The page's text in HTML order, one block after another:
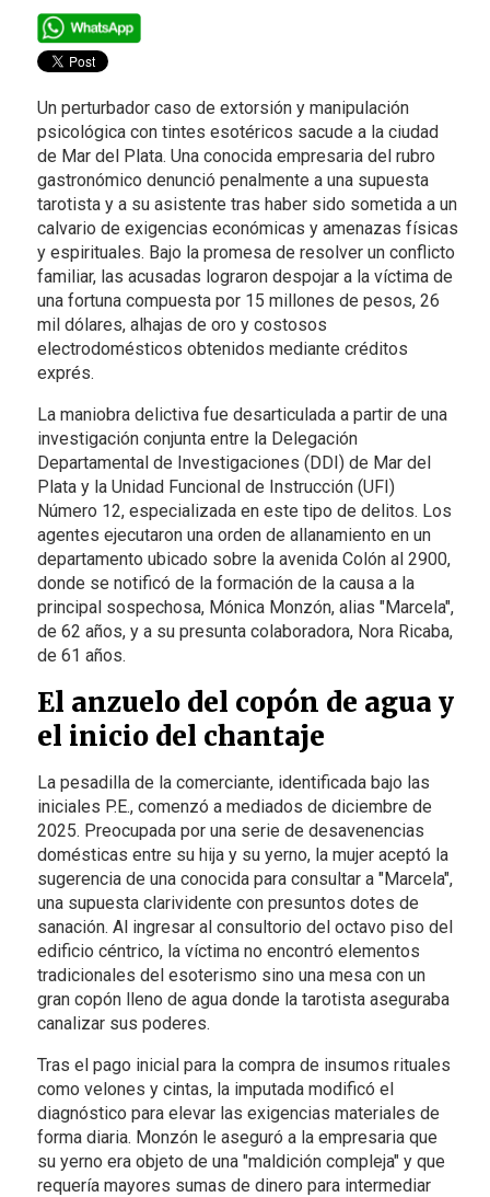
Un perturbador caso de extorsión y manipulación
psicológica con tintes esotéricos sacude a la ciudad
de Mar del Plata. Una conocida empresaria del rubro
gastronómico denunció penalmente a una supuesta
tarotista y a su asistente tras haber sido sometida a un
calvario de exigencias económicas y amenazas físicas
y espirituales. Bajo la promesa de resolver un conflicto
familiar, las acusadas lograron despojar a la víctima de
una fortuna compuesta por 15 millones de pesos, 26
mil dólares, alhajas de oro y costosos
electrodomésticos obtenidos mediante créditos
exprés.
La maniobra delictiva fue desarticulada a partir de una
investigación conjunta entre la Delegación
Departamental de Investigaciones (DDI) de Mar del
Plata y la Unidad Funcional de Instrucción (UFI)
Número 12, especializada en este tipo de delitos. Los
agentes ejecutaron una orden de allanamiento en un
departamento ubicado sobre la avenida Colón al 2900,
donde se notificó de la formación de la causa a la
principal sospechosa, Mónica Monzón, alias "Marcela",
de 62 años, y a su presunta colaboradora, Nora Ricaba,
de 61 años.
El anzuelo del copón de agua y
el inicio del chantaje
La pesadilla de la comerciante, identificada bajo las
iniciales P.E., comenzó a mediados de diciembre de
2025. Preocupada por una serie de desavenencias
domésticas entre su hija y su yerno, la mujer aceptó la
sugerencia de una conocida para consultar a "Marcela",
una supuesta clarividente con presuntos dotes de
sanación. Al ingresar al consultorio del octavo piso del
edificio céntrico, la víctima no encontró elementos
tradicionales del esoterismo sino una mesa con un
gran copón lleno de agua donde la tarotista aseguraba
canalizar sus poderes.
Tras el pago inicial para la compra de insumos rituales
como velones y cintas, la imputada modificó el
diagnóstico para elevar las exigencias materiales de
forma diaria. Monzón le aseguró a la empresaria que
su yerno era objeto de una "maldición compleja" y que
requería mayores sumas de dinero para intermediar